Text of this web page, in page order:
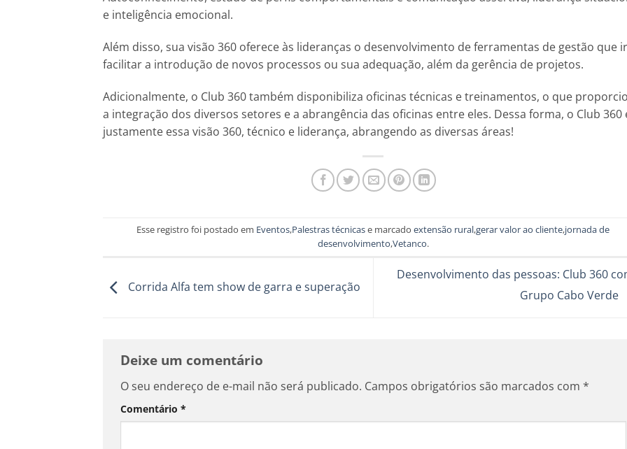
e inteligência emocional.
Além disso, sua visão 360 oferece às lideranças o desenvolvimento de ferramentas de gestão que
facilitar a introdução de novos processos ou sua adequação, além da gerência de projetos.
Adicionalmente, o Club 360 também disponibiliza oficinas técnicas e treinamentos, o que
a integração dos diversos setores e a abrangência das oficinas entre eles. Dessa forma, o Club 360
justamente essa visão 360, técnico e liderança, abrangendo as diversas áreas!
Esse registro foi postado em Eventos,Palestras técnicase marcadoextensão rural,gerar valor ao cliente,jornada de
desenvolvimento,Vetanco.
Corrida Alfa tem show de garra e superação
Desenvolvimento das pessoas: Club 360
Grupo Cabo Verde
Deixe um comentário
O seu endereço de e-mail não será publicado. Campos obrigatórios são marcados com *
Comentário *